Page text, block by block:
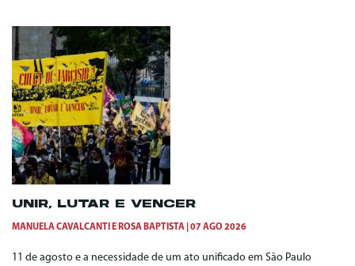
UNIR, LUTAR E VENCER
MANUELA CAVALCANTI E ROSA BAPTISTA 07 AGO 2026
11 de agosto e a necessidade de um ato unificado em São Paulo